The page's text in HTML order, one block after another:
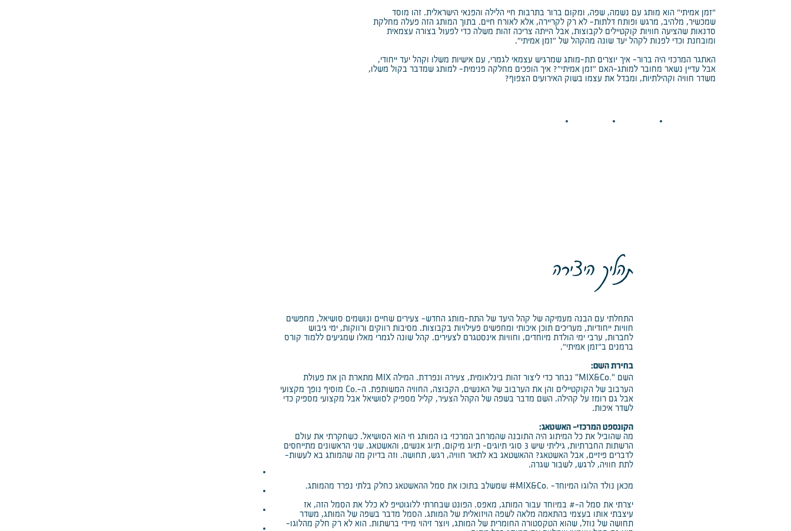
"זמן אמיתי" הוא מותג עם נשמה, שפה, ומקום ברור בתרבות חיי הלילה והפנאי הישראלית. זהו מוסד
שמכשיר, מלהיב, מרגש ופותח דלתות- לא רק לקריירה, אלא לאורח חיים. בתוך המותג הזה פעלה מחלקת
סדנאות שהציעה חוויות קוקטיילים לקבוצות, אבל הייתה צריכה זהות משלה כדי לפעול בצורה עצמאית
ומובחנת וכדי לפנות לקהל יעד שונה מהקהל של ״זמן אמיתי״.
האתגר המרכזי היה ברור- איך יוצרים תת-מותג שמרגיש עצמאי לגמרי, עם אישיות משלו וקהל יעד ייחודי,
אבל עדיין נשאר מחובר למותג-האם "זמן אמיתי"? איך הופכים מחלקה פנימית- למותג שמדבר בקול משלו,
משדר חוויה וקהילתיות, ומבדל את עצמו בשוק האירועים הצפוף?
תהליך היצירה
התחלתי עם הבנה מעמיקה של קהל היעד של התת-מותג החדש- צעירים שחיים ונושמים סושיאל, מחפשים
חוויות ייחודיות, מעריכים תוכן איכותי ומחפשים פעילויות בקבוצות. מסיבות רווקים ורווקות, ימי גיבוש
לחברות, ערבי ימי הולדת מיוחדים, וחוויות אינסטגרם לצעירים. קהל שונה לגמרי מאלו שמגיעים ללמוד קורס
ברמנים ב"זמן אמיתי".
בחירת השם:
השם "MIX&Co." נבחר כדי ליצור זהות בינלאומית, צעירה ונפרדת. המילה MIX מתארת הן את פעולת
הערבוב של הקוקטיילים והן את הערבוב של האנשים, הקבוצה, החוויה המשותפת. ה-Co. מוסיף נופך מקצועי
אבל גם רומז על קהילה. השם מדבר בשפה של הקהל הצעיר, קליל מספיק לסושיאל אבל מקצועי מספיק כדי
לשדר איכות.
הקונספט המרכזי- האשטאג:
מה שהוביל את כל המיתוג היה התובנה שהמרחב המרכזי בו המותג חי הוא הסושיאל. כשחקרתי את עולם
הרשתות החברתיות, גיליתי שיש 3 סוגי תיוגים- תיוג מיקום, תיוג אנשים, והאשטאג. שני הראשונים מתייחסים
לדברים פיזיים, אבל האשטאג? ההאשטאג בא לתאר חוויה, רגש, תחושה. וזה בדיוק מה שהמותג בא לעשות-
לתת חוויה, לרגש, לשבור שגרה.
מכאן נולד הלוגו המיוחד- #MIX&Co. שמשלב בתוכו את סמל ההאשטאג כחלק בלתי נפרד מהמותג.
יצרתי את סמל ה-# במיוחד עבור המותג, מאפס. הפונט שבחרתי ללוגוטייפ לא כלל את הסמל הזה, אז
עיצבתי אותו בעצמי בהתאמה מלאה לשפה הויזואלית של המותג. הסמל מדבר בשפה של המותג, משדר
תחושה של נוזל, שהוא הטקסטורה החומרית של המותג, ויוצר זיהוי מיידי ברשתות. הוא לא רק חלק מהלוגו-